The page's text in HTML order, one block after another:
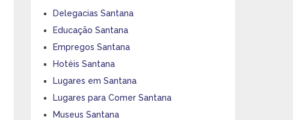
Delegacias Santana
Educação Santana
Empregos Santana
Hotéis Santana
Lugares em Santana
Lugares para Comer Santana
Museus Santana